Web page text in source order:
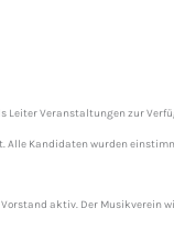
Veranstaltungen zur
Alle Kandidaten wurden
aktiv. Der